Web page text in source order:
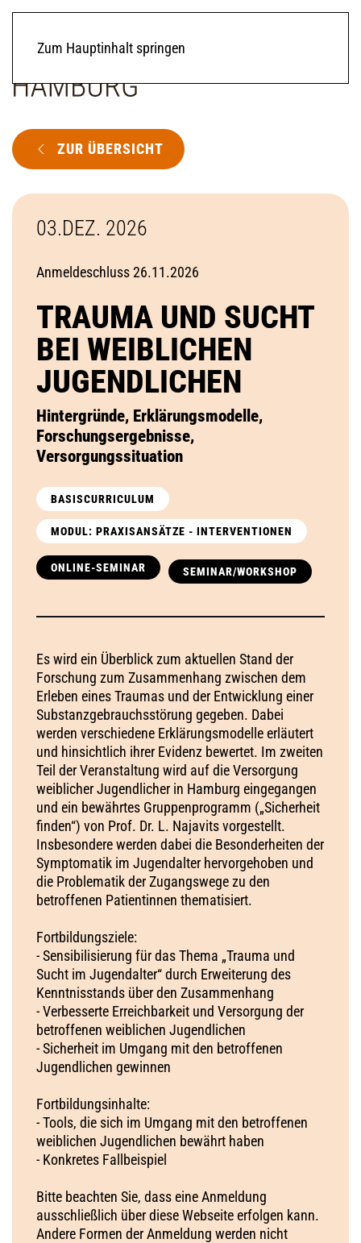
Zum Hauptinhalt springen
ZUR ÜBERSICHT
03.DEZ. 2026
Anmeldeschluss 26.11.2026
TRAUMA UND SUCHT
BEI WEIBLICHEN
JUGENDLICHEN
Hintergründe, Erklärungsmodelle,
Forschungsergebnisse,
Versorgungssituation
BASISCURRICULUM
MODUL: PRAXISANSÄTZE - INTERVENTIONEN
ONLINE-SEMINAR SEMINAR/WORKSHOP
Es wird ein Überblick zum aktuellen Stand der
Forschung zum Zusammenhang zwischen dem
Erleben eines Traumas und der Entwicklung einer
Substanzgebrauchsstörung gegeben. Dabei
werden verschiedene Erklärungsmodelle erläutert
und hinsichtlich ihrer Evidenz bewertet. Im zweiten
Teil der Veranstaltung wird auf die Versorgung
weiblicher Jugendlicher in Hamburg eingegangen
und ein bewährtes Gruppenprogramm („Sicherheit
finden“) von Prof. Dr. L. Najavits vorgestellt.
Insbesondere werden dabei die Besonderheiten der
Symptomatik im Jugendalter hervorgehoben und
die Problematik der Zugangswege zu den
betroffenen Patientinnen thematisiert.
Fortbildungsziele:
- Sensibilisierung für das Thema „Trauma und
Sucht im Jugendalter“ durch Erweiterung des
Kenntnisstands über den Zusammenhang
- Verbesserte Erreichbarkeit und Versorgung der
betroffenen weiblichen Jugendlichen
- Sicherheit im Umgang mit den betroffenen
Jugendlichen gewinnen
Fortbildungsinhalte:
- Tools, die sich im Umgang mit den betroffenen
weiblichen Jugendlichen bewährt haben
- Konkretes Fallbeispiel
Bitte beachten Sie, dass eine Anmeldung
ausschließlich über diese Webseite erfolgen kann.
Andere Formen der Anmeldung werden nicht